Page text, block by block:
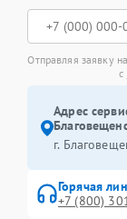
Отправляя заявку
с
Адрес
г.
Горячая
+7 (800)